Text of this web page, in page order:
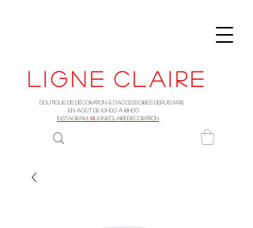
Ligne claire
Boutique de décoration & d'accessoires depuis 1998
EN AOûT DE 10h00 à 18H00
INSTAGRAM: @LIGNECLAIREDECORATION